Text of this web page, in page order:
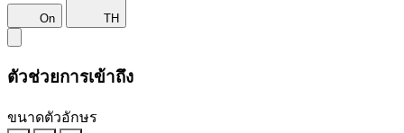
On TH
ตัวช่วยการเข้าถึง
ขนาดตัวอักษร